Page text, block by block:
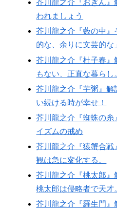
芥川龍之介『おぎん』
われましょう
芥川龍之介『藪の中
的な、余りに文芸的な
芥川龍之介『杜子春
もない、正直な暮らし
芥川龍之介『芋粥』
い続ける時が幸せ！
芥川龍之介『蜘蛛の
イズムの戒め
芥川龍之介『猿蟹合
観は急に変化する。
芥川龍之介『桃太郎』
桃太郎は侵略者で天才
芥川龍之介『羅生門』